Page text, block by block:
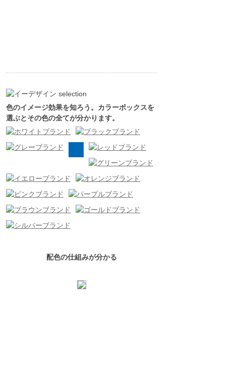
色のイメージ効果を知ろう。カラーボックスを
選ぶとその色の全てが分かります。
配色の仕組みが分かる